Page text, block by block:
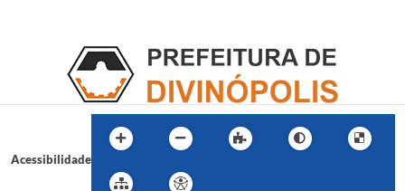
Acessibilidade